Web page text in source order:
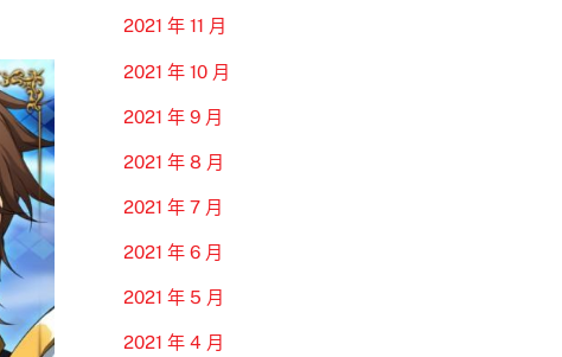
2021 年 11 月
2021 年 10 月
2021 年 9 月
2021 年 8 月
2021 年 7 月
2021 年 6 月
2021 年 5 月
2021 年 4 月